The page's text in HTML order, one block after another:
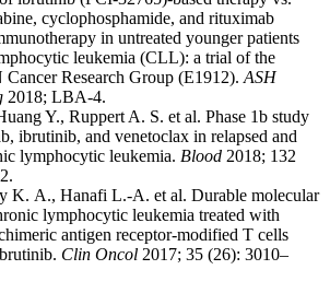
cyclophosphamide, and rituximab
in untreated younger patients
leukemia (CLL): a trial of the
Research Group (E1912). ASH
2018; LBA-4.
Y., Ruppert A. S. et al. Phase 1b study
ibrutinib, and venetoclax in relapsed and
lymphocytic leukemia. Blood 2018; 132
K. A., Hanafi L.-A. et al. Durable molecular
lymphocytic leukemia treated with
antigen receptor-modified T cells
Clin Oncol 2017; 35 (26): 3010–